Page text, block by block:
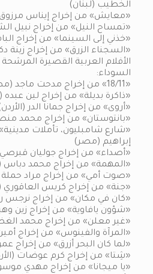
الخطيب (لبنان)
«معايش» من إخراج إيناس
«تمساح النيل» من إخراج نبيل
«خذني إلى السينما» من إخراج
«السجناء الزرق» من إخراج زينة
الأفلام العربية القصيرة
السوداء:
«18/11» من إخراج مدحت ماجد (مصر)
«ذاكرة بديلة» من إخراج لين عبده
«أروى» من إخراج جمانا الدر
«بانتوستان» من إخراج محمد
«شارع شامبليون، تأملات
إبراهيم (مصر)
«أصداء» من إخراج جوليان قبرصي
«المهمة» من إخراج محمد دباس
«صوت أمي» من إخراج مراد حملة
«جنة» من إخراج كريس العاقوري
«كان في مكان» من إخراج نرجس
«شؤون يافاوية» من إخراج زين
«غير معلن» من إخراج محمد
«المرآة والفينوس» من إخراج
«لما كان البحر أزرق» من إخراج
«شِتا» من إخراج كرم عوضات
«يا ميجانا» من إخراج مهدي